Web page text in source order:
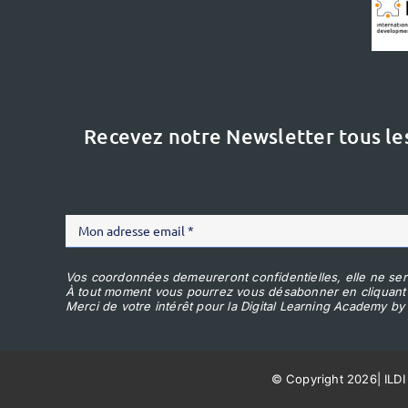
Recevez notre Newsletter tous
Vos coordonnées demeureront confidentielles, elle ne
À tout moment vous pourrez vous désabonner en
Merci de votre intérêt pour la Digital Learning Academy by
© Copyright 2026| ILDI